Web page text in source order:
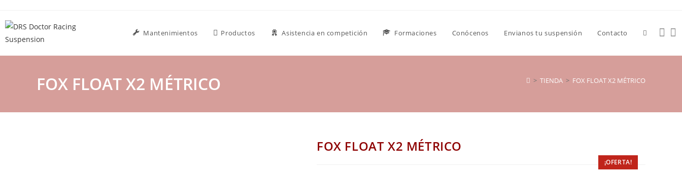
Mantenimientos Productos Asistencia en competición Formaciones Conócenos Envianos tu suspensión Contacto
FOX FLOAT X2 MÉTRICO > TIENDA > FOX FLOAT X2 MÉTRICO
¡OFERTA!
FOX FLOAT X2 MÉTRICO